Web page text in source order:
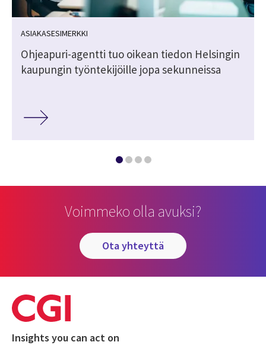
ASIAKASESIMERKKI
Ohjeapuri-agentti tuo oikean tiedon Helsingin
kaupungin työntekijöille jopa sekunneissa
Voimmeko olla avuksi?
ota yhteyttä
Insights you can act on